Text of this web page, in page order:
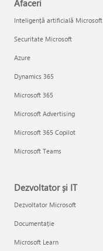
Afaceri
Inteligență artificială Microsoft
Securitate Microsoft
Azure
Dynamics 365
Microsoft 365
Microsoft Advertising
Microsoft 365 Copilot
Microsoft Teams
Dezvoltator și IT
Dezvoltator Microsoft
Documentație
Microsoft Learn